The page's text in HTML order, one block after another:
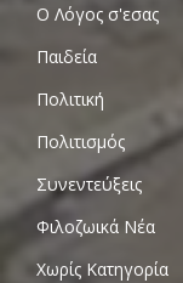
Ο Λόγος σ'εσας
Παιδεία
Πολιτική
Πολιτισμός
Συνεντεύξεις
Φιλοζωικά Νέα
Χωρίς Κατηγορία